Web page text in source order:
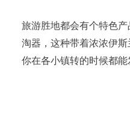
旅游胜地都会有个特色
淘器，这种带着浓浓伊
你在各小镇转的时候都能